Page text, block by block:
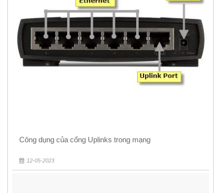
Công dụng của cổng Uplinks trong mạng
12-05-2023